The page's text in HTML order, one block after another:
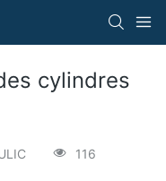
cylindres
116